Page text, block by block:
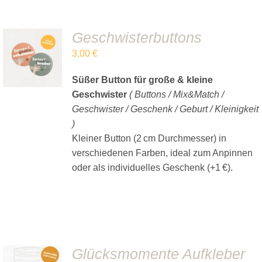
IN DEN
WARENKORB
/
DETAILS
Geschwisterbuttons
3,00€
Süßer Button für große & kleine
Geschwister( Buttons / Mix&Match /
Geschwister / Geschenk / Geburt / Kleinigkeit
)
Kleiner Button (2 cm Durchmesser) in
verschiedenen Farben, ideal zum Anpinnen
oder als individuelles Geschenk (+1 €).
IN DEN Glücksmomente Aufkleber